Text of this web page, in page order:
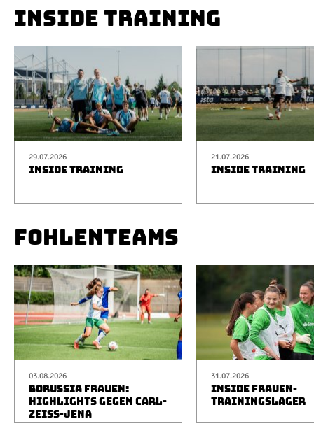
INSIDE TRAINING
29.07.2026
INSIDE TRAINING
21.07.2026
INSIDE TRAINING
FOHLENTEAMS
03.08.2026
BORUSSIA FRAUEN:
HIGHLIGHTS GEGEN CARL-
ZEISS-JENA
31.07.2026
INSIDE FRAUEN-
TRAININGSLAGER